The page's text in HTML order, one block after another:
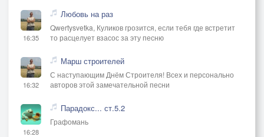
16:35
Любовь на раз
Qwertysvetka, Куликов грозится, если тебя где встретит
то расцелует взасос за эту песню
16:32
Марш строителей
С наступающим Днём Строителя! Всех и персонально
авторов этой замечательной песни
16:28
Парадокс... ст.5.2
Графомань